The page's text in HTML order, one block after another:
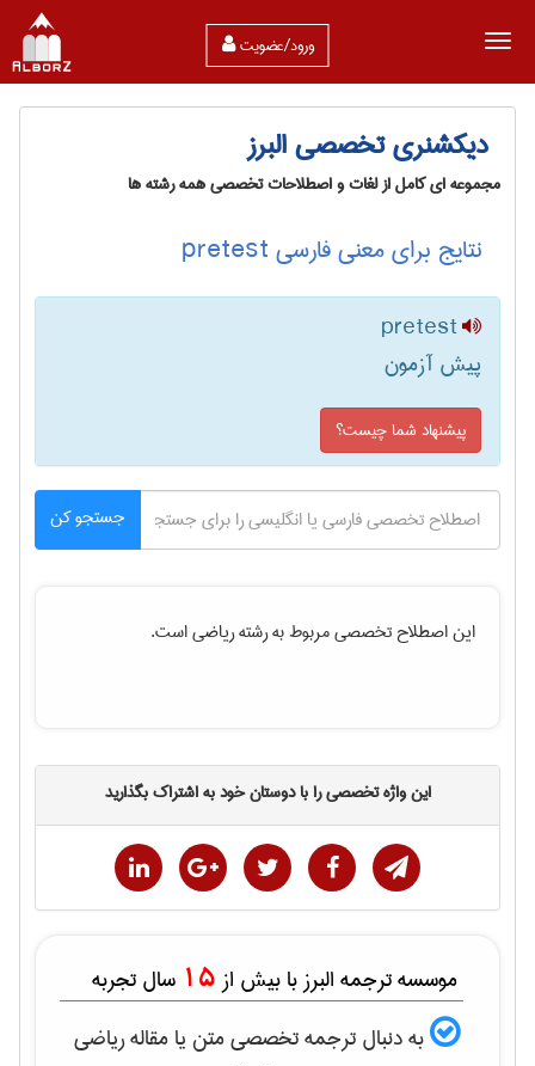
ورود/عضویت
دیکشنری تخصصی البرز
مجموعه ای کامل از لغات و اصطلاحات تخصصی همه رشته ها
نتایج برای معنی فارسی pretest
pretest
پیش آزمون
پیشنهاد شما چیست؟
جستجو کن
این اصطلاح تخصصی مربوط به رشتهرياضیاست.
این واژه تخصصی را با دوستان خود به اشتراک بگذارید
موسسه ترجمه البرز با بیش از 15 سال تجربه
به دنبال ترجمه تخصصی متن یا مقالهرياضی